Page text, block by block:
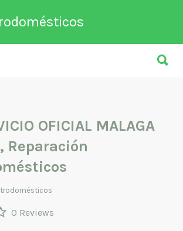
empresas relacionadas
OFICIAL MALAGA
Reparación
0 Reviews